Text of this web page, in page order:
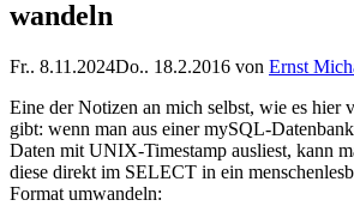
wandeln
Fr.. 8.11.2024Do.. 18.2.2016 von Ernst
Eine der Notizen an mich selbst, wie es hier
gibt: wenn man aus einer mySQL-Datenbank
Daten mit UNIX-Timestamp ausliest, kann
diese direkt im SELECT in ein
Format umwandeln: